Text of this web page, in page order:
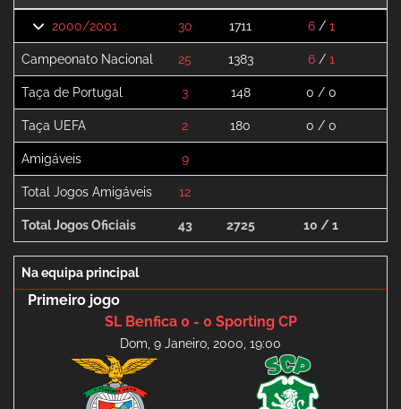
2000/2001 30 1711 6/ 1
Campeonato Nacional 25 1383 6/ 1
Taça de Portugal 3 148 0 / 0
Taça UEFA 2 180 0 / 0
Amigáveis 9
Total Jogos Amigáveis 12
Total Jogos Oficiais 43 2725 10 / 1
Na equipa principal
Primeiro jogo
SL Benfica 0 - 0 Sporting CP
Dom, 9 Janeiro, 2000, 19:00